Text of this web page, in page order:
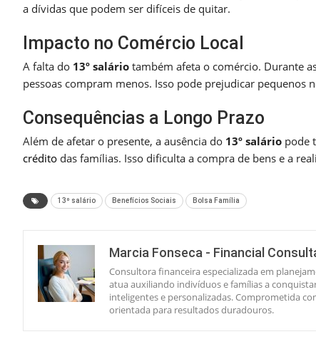
a dívidas que podem ser difíceis de quitar.
Impacto no Comércio Local
A falta do 13º salário também afeta o comércio. Durante
pessoas compram menos. Isso pode prejudicar pequenos
Consequências a Longo Prazo
Além de afetar o presente, a ausência do 13º salário pode
crédito das famílias. Isso dificulta a compra de bens e a
13º salário Benefícios Sociais Bolsa Família
Marcia Fonseca - Financial
Consultora financeira especializada em
atua auxiliando indivíduos e famílias a
inteligentes e personalizadas. Comprometida
orientada para resultados duradouros.